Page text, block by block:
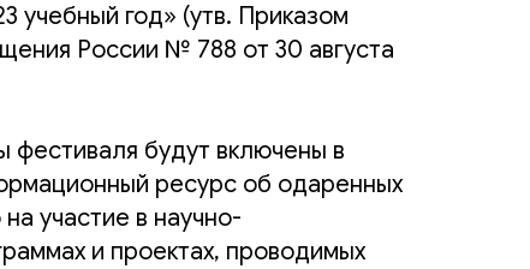
учебный год» (утв. Приказом
России № 788 от 30 августа
фестиваля будут включены в
ресурс об одаренных
участие в научно-
и проектах, проводимых